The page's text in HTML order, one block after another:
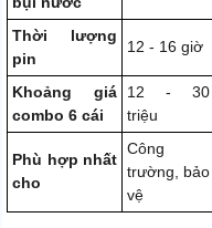
Thời lượng
pin
12 - 16 giờ
Khoảng giá
combo 6 cái
12 - 30
triệu
Phù hợp nhất
cho
Công
trường, bảo
vệ